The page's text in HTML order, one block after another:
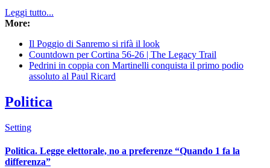
Leggi tutto...
More:
Il Poggio di Sanremo si rifà il look
Countdown per Cortina 56-26 | The Legacy Trail
Pedrini in coppia con Martinelli conquista il primo podio
assoluto al Paul Ricard
Politica
Setting
Politica. Legge elettorale, no a preferenze “Quando 1 fa la
differenza”